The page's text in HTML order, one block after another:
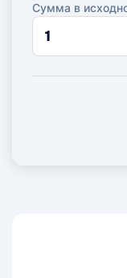
Сумма в
Сумма